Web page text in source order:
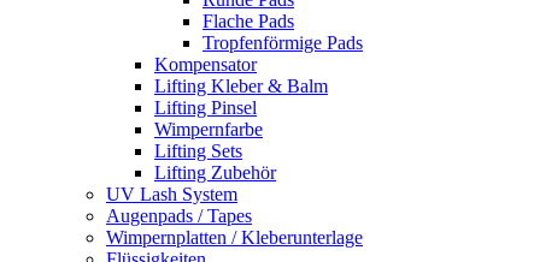
Flache Pads
Tropfenförmige Pads
Kompensator
Lifting Kleber & Balm
Lifting Pinsel
Wimpernfarbe
Lifting Sets
Lifting Zubehör
UV Lash System
Augenpads / Tapes
Wimpernplatten / Kleberunterlage